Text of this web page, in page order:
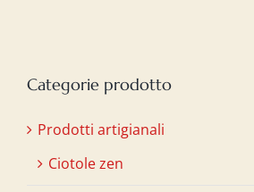
Categorie prodotto
Prodotti artigianali
Ciotole zen